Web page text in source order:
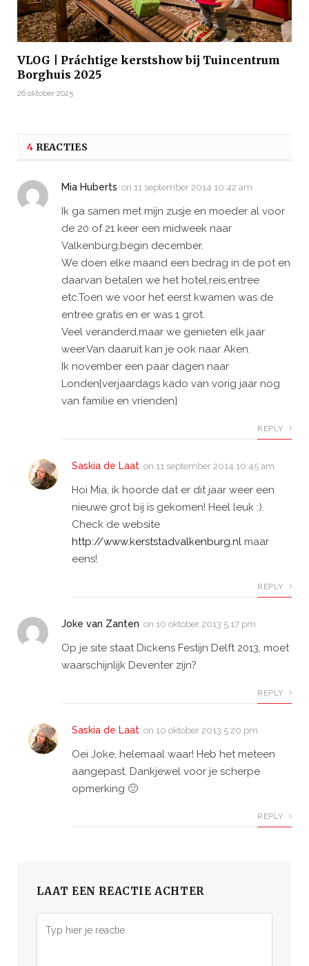
VLOG | Práchtige kerstshow bij Tuincentrum
Borghuis 2025
26 oktober 2025
4 REACTIES
Mia Huberts on 11 september 2014 10:42 am
Ik ga samen met mijn zusje en moeder al voor
de 20 of 21 keer een midweek naar
Valkenburg,begin december.
We doen elke maand een bedrag in de pot en
daarvan betalen we het hotel,reis,entree
etc.Toen we voor het eerst kwamen was de
entree gratis en er was 1 grot.
Veel veranderd,maar we genieten elk jaar
weer.Van daaruit kan je ook naar Aken.
Ik november een paar dagen naar
Londen{verjaardags kado van vorig jaar nog
van familie en vrienden}
REPLY
Saskia de Laat on 11 september 2014 10:45 am
Hoi Mia, ik hoorde dat er dit jaar weer een
nieuwe grot bij is gekomen! Heel leuk :).
Check de website
http://www.kerststadvalkenburg.nl maar
eens!
REPLY
Joke van Zanten on 10 oktober 2013 5:17 pm
Op je site staat Dickens Festijn Delft 2013, moet
waarschijnlijk Deventer zijn?
REPLY
Saskia de Laat on 10 oktober 2013 5:20 pm
Oei Joke, helemaal waar! Heb het meteen
aangepast. Dankjewel voor je scherpe
opmerking 🙂
REPLY
LAAT EEN REACTIE ACHTER